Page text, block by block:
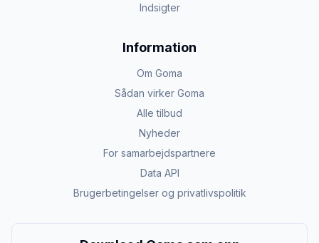
Indsigter
Information
Om Goma
Sådan virker Goma
Alle tilbud
Nyheder
For samarbejdspartnere
Data API
Brugerbetingelser og privatlivspolitik